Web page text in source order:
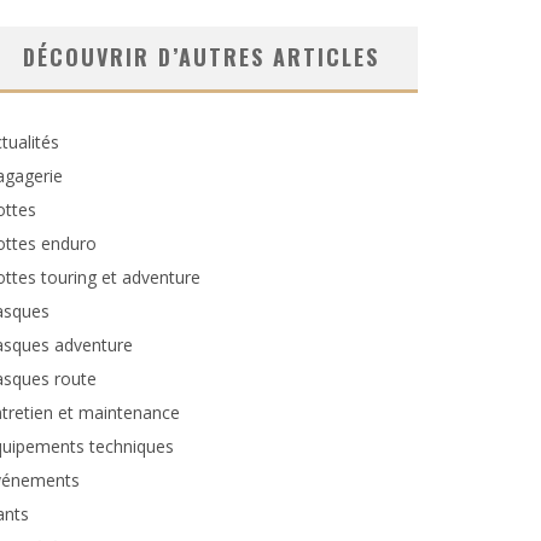
DÉCOUVRIR D’AUTRES ARTICLES
enduro
touring et adventure
adventure
route
et maintenance
techniques